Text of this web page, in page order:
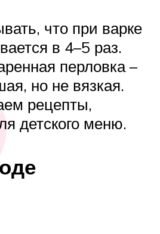
что при варке
в 4–5 раз.
перловка –
но не вязкая.
рецепты,
детского меню.